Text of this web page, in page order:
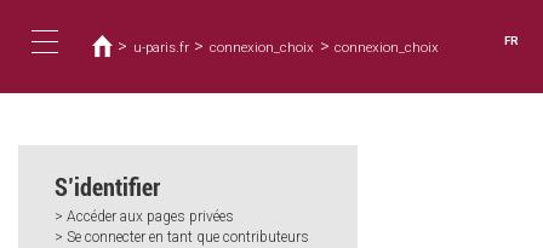
contenu
navigation
êtes
ici
> u-paris.fr > connexion_choix > connexion_choix FR
S’identifier
> Accéder aux pages privées
> Se connecter en tant que contributeurs